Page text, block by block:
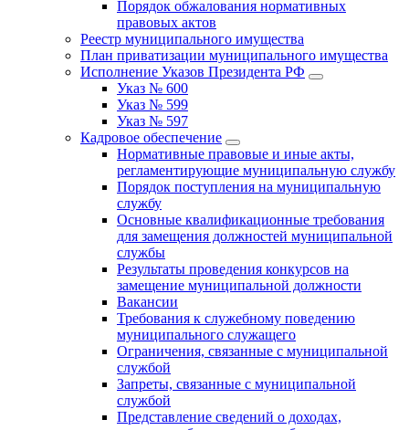
Порядок обжалования нормативных
правовых актов
Реестр муниципального имущества
План приватизации муниципального имущества
Исполнение Указов Президента РФ
Указ № 600
Указ № 599
Указ № 597
Кадровое обеспечение
Нормативные правовые и иные акты,
регламентирующие муниципальную службу
Порядок поступления на муниципальную
службу
Основные квалификационные требования
для замещения должностей муниципальной
службы
Результаты проведения конкурсов на
замещение муниципальной должности
Вакансии
Требования к служебному поведению
муниципального служащего
Ограничения, связанные с муниципальной
службой
Запреты, связанные с муниципальной
службой
Представление сведений о доходах,